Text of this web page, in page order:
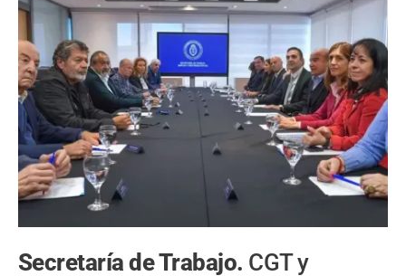
Secretaría de Trabajo. CGT y